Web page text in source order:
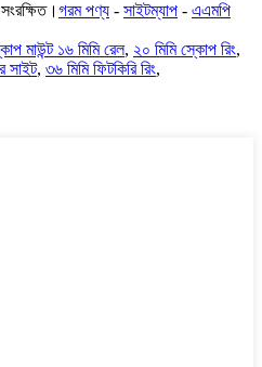
গরম পণ্য - সাইটম্যাপ - এএমপি
মাউন্ট ১৬ মিমি রেল, ২০ মিমি স্কোপ রিং,
সাইট, ৩৬ মিমি ফিটকিরি রিং,